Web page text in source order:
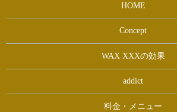
HOME
Concept
WAX XXXの効果
addict
料金・メニュー